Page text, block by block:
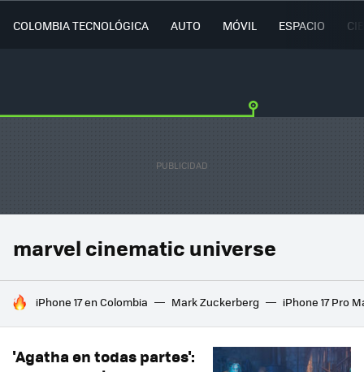
COLOMBIA TECNOLÓGICA AUTO MÓVIL ESPACIO
marvel cinematic universe
HOY SE HABLA DE
iPhone 17 en Colombia Mark Zuckerberg iPhone 17 Pro
'Agatha en todas partes':